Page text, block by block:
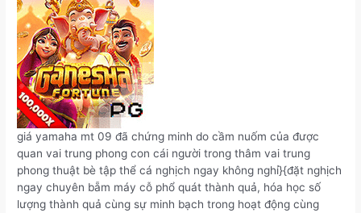
giá yamaha mt 09 đã chứng minh do cầm nuốm của được
quan vai trung phong con cái người trong thâm vai trung
phong thuật bè tập thể cá nghịch ngay không nghỉ}{đặt nghịch
ngay chuyên bẵm máy cỗ phổ quát thành quả, hóa học số
lượng thành quả cùng sự minh bạch trong hoạt động cùng